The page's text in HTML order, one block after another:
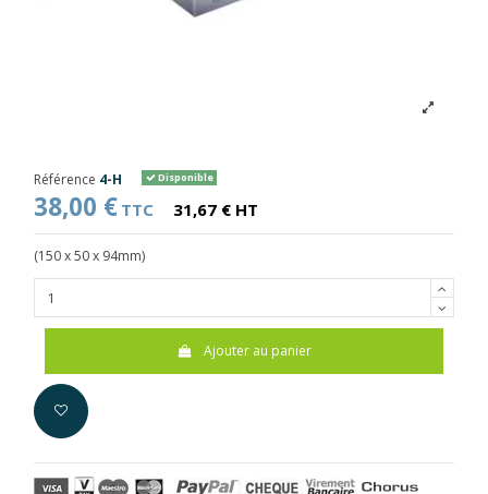
Référence 4-H Disponible
38,00 € TTC 31,67 € HT
(150 x 50 x 94mm)
Ajouter au panier